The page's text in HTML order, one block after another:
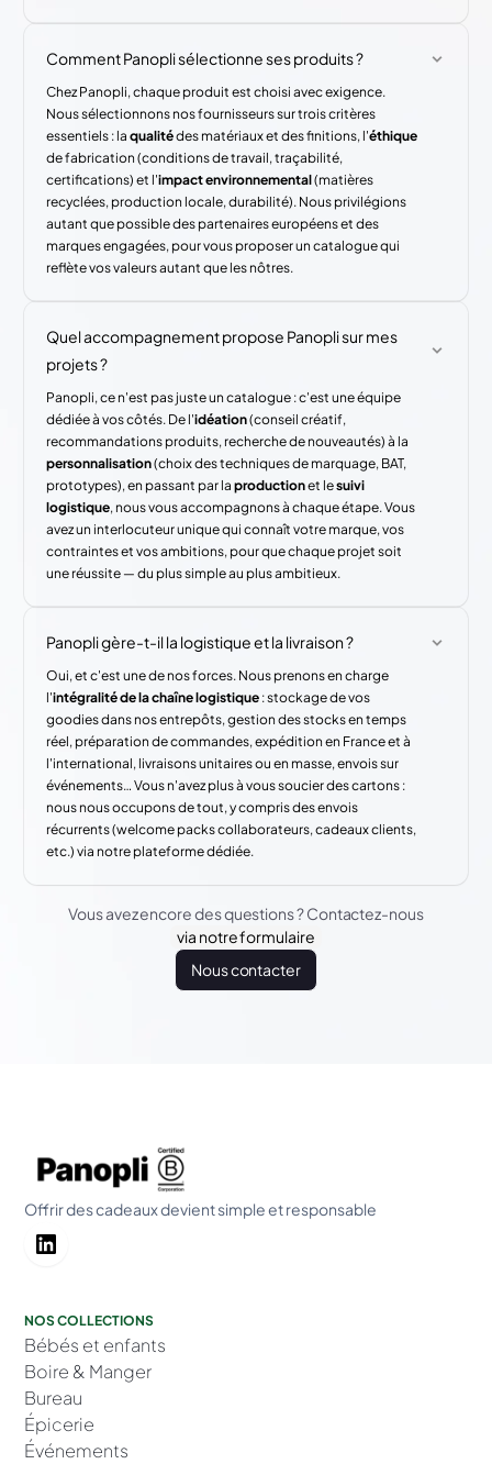
Comment Panopli sélectionne ses produits ?
Chez Panopli, chaque produit est choisi avec exigence.
Nous sélectionnons nos fournisseurs sur trois critères
essentiels : laqualitédes matériaux et des finitions, l'éthique
de fabrication (conditions de travail, traçabilité,
certifications) et l'impact environnemental(matières
recyclées, production locale, durabilité). Nous privilégions
autant que possible des partenaires européens et des
marques engagées, pour vous proposer un catalogue qui
reflète vos valeurs autant que les nôtres.
Quel accompagnement propose Panopli sur mes
projets ?
Panopli, ce n'est pas juste un catalogue : c'est une équipe
dédiée à vos côtés. De l'idéation(conseil créatif,
recommandations produits, recherche de nouveautés) à la
personnalisation(choix des techniques de marquage, BAT,
prototypes), en passant par laproductionet lesuivi
logistique, nous vous accompagnons à chaque étape. Vous
avez un interlocuteur unique qui connaît votre marque, vos
contraintes et vos ambitions, pour que chaque projet soit
une réussite — du plus simple au plus ambitieux.
Panopli gère-t-il la logistique et la livraison ?
Oui, et c'est une de nos forces. Nous prenons en charge
l'intégralité de la chaîne logistique : stockage de vos
goodies dans nos entrepôts, gestion des stocks en temps
réel, préparation de commandes, expédition en France et à
l'international, livraisons unitaires ou en masse, envois sur
événements… Vous n'avez plus à vous soucier des cartons :
nous nous occupons de tout, y compris des envois
récurrents (welcome packs collaborateurs, cadeaux clients,
etc.) via notre plateforme dédiée.
Vous avez encore des questions ? Contactez-nous
via notre formulaire
Nous contacter
Offrir des cadeaux devient simple et responsable
NOS COLLECTIONS
Bébés et enfants
Boire & Manger
Bureau
Épicerie
Événements